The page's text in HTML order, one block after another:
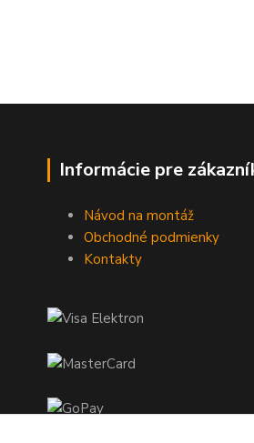
Informácie pre
Návod na montáž
Obchodné podmienky
Kontakty